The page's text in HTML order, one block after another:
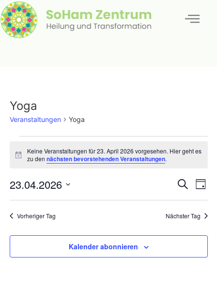
Yoga
Veranstaltungen Yoga
Hinweis
Keine Veranstaltungen für 23. April 2026 vorgesehen. Hier geht es
zu den nächsten bevorstehenden Veranstaltungen.
und
SucheTag
23.04.2026
wählen.
Vorheriger Tag Nächster Tag
Kalender abonnieren